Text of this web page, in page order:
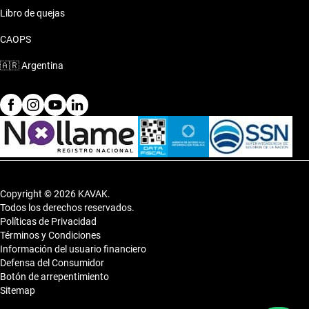
Libro de quejas
CAOPS
🇦🇷Argentina
Copyright © 2026 KAVAK.
Todos los derechos reservados.
Políticas de Privacidad
Términos y Condiciones
Información del usuario financiero
Defensa del Consumidor
Botón de arrepentimiento
Sitemap